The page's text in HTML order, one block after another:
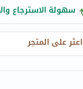
سهولة الاسترجاع
اعثر على المتجر